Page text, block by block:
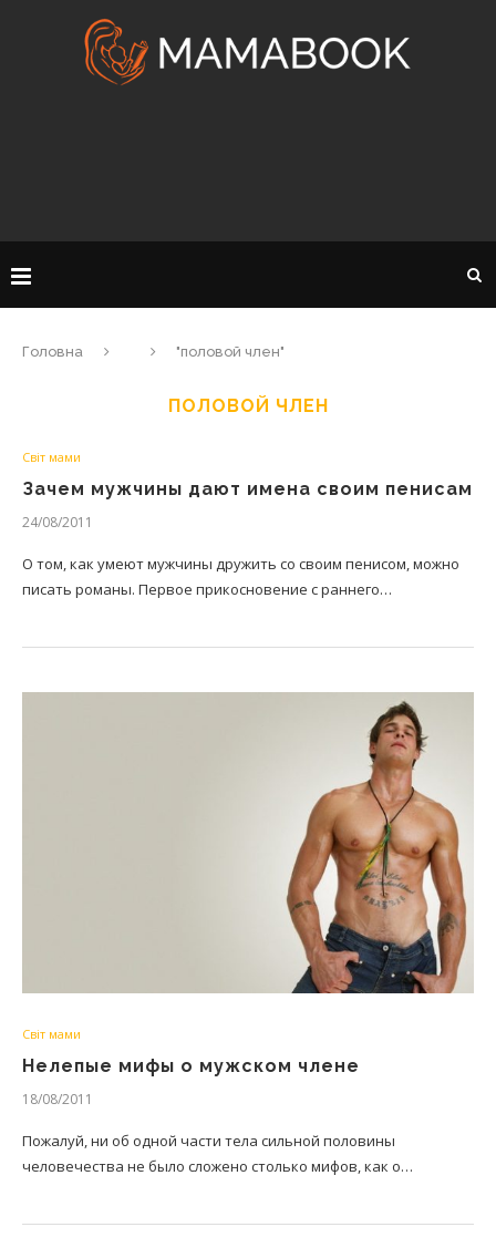
Головна "половой член"
ПОЛОВОЙ ЧЛЕН
Світ мами
Зачем мужчины дают имена своим пенисам
24/08/2011
О том, как умеют мужчины дружить со своим пенисом, можно
писать романы. Первое прикосновение с раннего…
Світ мами
Нелепые мифы о мужском члене
18/08/2011
Пожалуй, ни об одной части тела сильной половины
человечества не было сложено столько мифов, как о…